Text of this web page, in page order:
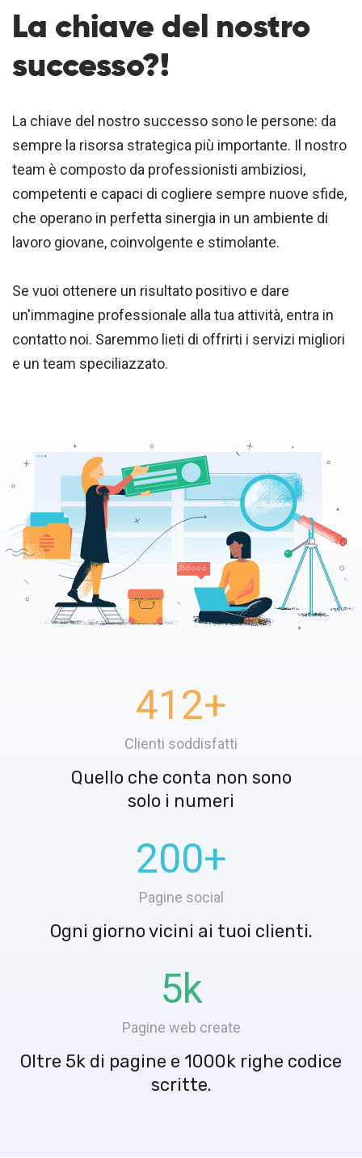
La chiave del nostro
successo?!
La chiave del nostro successo sono le persone: da
sempre la risorsa strategica più importante. Il nostro
team è composto da professionisti ambiziosi,
competenti e capaci di cogliere sempre nuove sfide,
che operano in perfetta sinergia in un ambiente di
lavoro giovane, coinvolgente e stimolante.
Se vuoi ottenere un risultato positivo e dare
un'immagine professionale alla tua attività, entra in
contatto noi. Saremmo lieti di offrirti i servizi migliori
e un team speciliazzato.
412+
Clienti soddisfatti
Quello che conta non sono
solo i numeri
200+
Pagine social
Ogni giorno vicini ai tuoi clienti.
5k
Pagine web create
Oltre 5k di pagine e 1000k righe codice
scritte.